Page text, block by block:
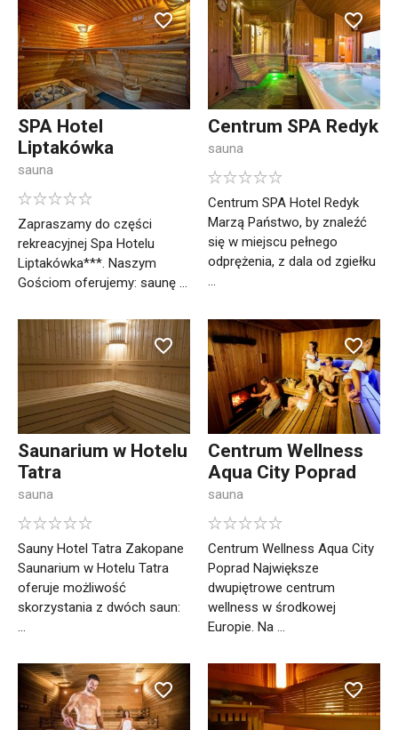
SPA Hotel
Liptakówka
sauna
Zapraszamy do części
rekreacyjnej Spa Hotelu
Liptakówka***. Naszym
Gościom oferujemy: saunę ...
Centrum SPA Redyk
sauna
Centrum SPA Hotel Redyk
Marzą Państwo, by znaleźć
się w miejscu pełnego
odprężenia, z dala od zgiełku
Saunarium w Hotelu
Tatra
sauna
Sauny Hotel Tatra Zakopane
Saunarium w Hotelu Tatra
oferuje możliwość
skorzystania z dwóch saun:
...
Centrum Wellness
Aqua City Poprad
sauna
Centrum Wellness Aqua City
Poprad Największe
dwupiętrowe centrum
wellness w środkowej
Europie. Na ...